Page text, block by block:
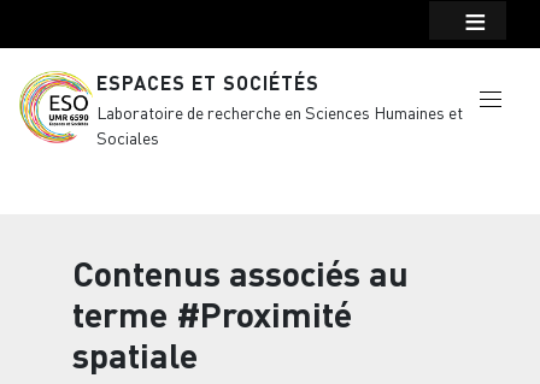
ESPACES ET SOCIÉTÉS
Laboratoire de recherche en Sciences Humaines et
Sociales
Contenus associés au
terme #Proximité
spatiale